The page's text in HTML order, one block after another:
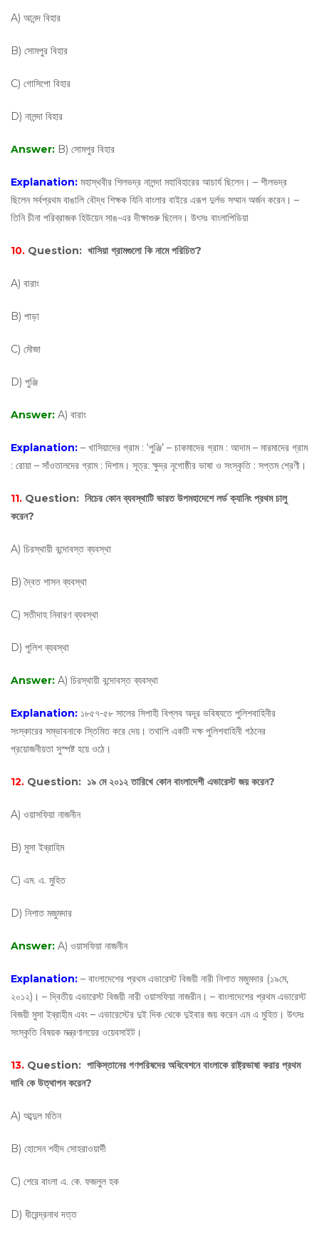
A) আনন্দ বিহার
B) সোমপুর বিহার
C) গোসিপো বিহার
D) নালন্দা বিহার
Answer: B) সোমপুর বিহার
Explanation: মহাস্থবীর শিলভদ্র নালন্দা মহাবিহারের আচার্য ছিলেন। – শীলভদ্র
ছিলেন সর্বপ্রথম বাঙালি বৌদ্ধ শিক্ষক যিনি বাংলার বাইরে এরূপ দুর্লভ সম্মান অর্জন করেন। –
তিনি চীনা পরিব্রাজক হিউয়েন সাঙ-এর দীক্ষাগুরু ছিলেন। উৎসঃ বাংলাপিডিয়া
10. Question: খাসিয়া গ্রামগুলো কি নামে পরিচিত?
A) বারাং
B) পাড়া
C) মৌজা
D) পুঞ্জি
Answer: A) বারাং
Explanation: – খাসিয়াদের গ্রাম : ‘পুঞ্জি’ – চাকমাদের গ্রাম : আদাম – মারমাদের গ্রাম
: রোয়া – সাঁওতালদের গ্রাম : দিশাম। সূত্র: ক্ষুদ্র নৃগোষ্ঠীর ভাষা ও সংস্কৃতি : সপ্তম শ্রেণী।
11. Question: নিচের কোন ব্যবস্থাটি ভারত উপমহাদেশে লর্ড ক্যানিং প্রথম চালু
করেন?
A) চিরস্থায়ী বন্দোবস্ত ব্যবস্থা
B) দ্বৈত শাসন ব্যবস্থা
C) সতীদাহ নিবারণ ব্যবস্থা
D) পুলিশ ব্যবস্থা
Answer: A) চিরস্থায়ী বন্দোবস্ত ব্যবস্থা
Explanation: ১৮৫৭-৫৮ সালের সিপাহী বিপ্লব অদূর ভবিষ্যতে পুলিশবাহিনীর
সংস্কারের সম্ভাবনাকে স্তিমিত করে দেয়। তথাপি একটি দক্ষ পুলিশবাহিনী গঠনের
প্রয়োজনীয়তা সুস্পষ্ট হয়ে ওঠে।
12. Question: ১৯ মে ২০১২ তারিখে কোন বাংলাদেশী এভারেস্ট জয় করেন?
A) ওয়াসফিয়া নাজনীন
B) মুসা ইব্রাহিম
C) এম. এ. মুহিত
D) নিশাত মজুমদার
Answer: A) ওয়াসফিয়া নাজনীন
Explanation: – বাংলাদেশের প্রথম এভারেস্ট বিজয়ী নারী নিশাত মজুমদার (১৯মে,
২০১২)। – দ্বিতীয় এভারেস্ট বিজয়ী নারী ওয়াসফিয়া নাজরীন। – বাংলাদেশের প্রথম এভারেস্ট
বিজয়ী মুসা ইব্রাহীম এবং – এভারেস্টের দুই দিক থেকে দুইবার জয় করেন এম এ মুহিত। উৎসঃ
সংস্কৃতি বিষয়ক মন্ত্রণালয়ের ওয়েবসাইট।
13. Question: পাকিস্তানের গণপরিষদের অধিবেশনে বাংলাকে রাষ্ট্রভাষা করার প্রথম
দাবি কে উত্থাপন করেন?
A) আব্দুল মতিন
B) হোসেন শহীদ সোহরাওয়ার্দী
C) শেরে বাংলা এ. কে. ফজলুল হক
D) ধীরেন্দ্রনাথ দত্ত